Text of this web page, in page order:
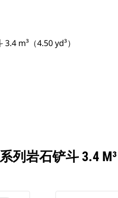
m³（4.50 yd³）
列岩石铲斗 3.4